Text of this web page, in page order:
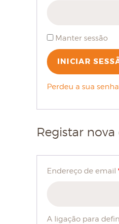
SOBRE NÓS
CONTACTOS
Manter sessão
INICIAR
Perdeu a sua
Registar nova
Endereço de email
A ligação para